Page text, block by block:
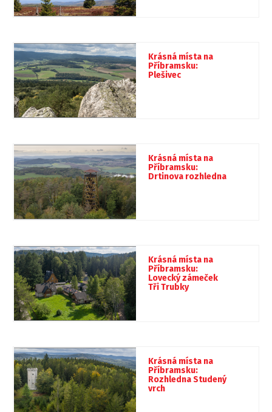
Krásná místa na
Příbramsku:
Plešivec
Krásná místa na
Příbramsku:
Drtinova rozhledna
Krásná místa na
Příbramsku:
Lovecký zámeček
Tři Trubky
Krásná místa na
Příbramsku:
Rozhledna Studený
vrch